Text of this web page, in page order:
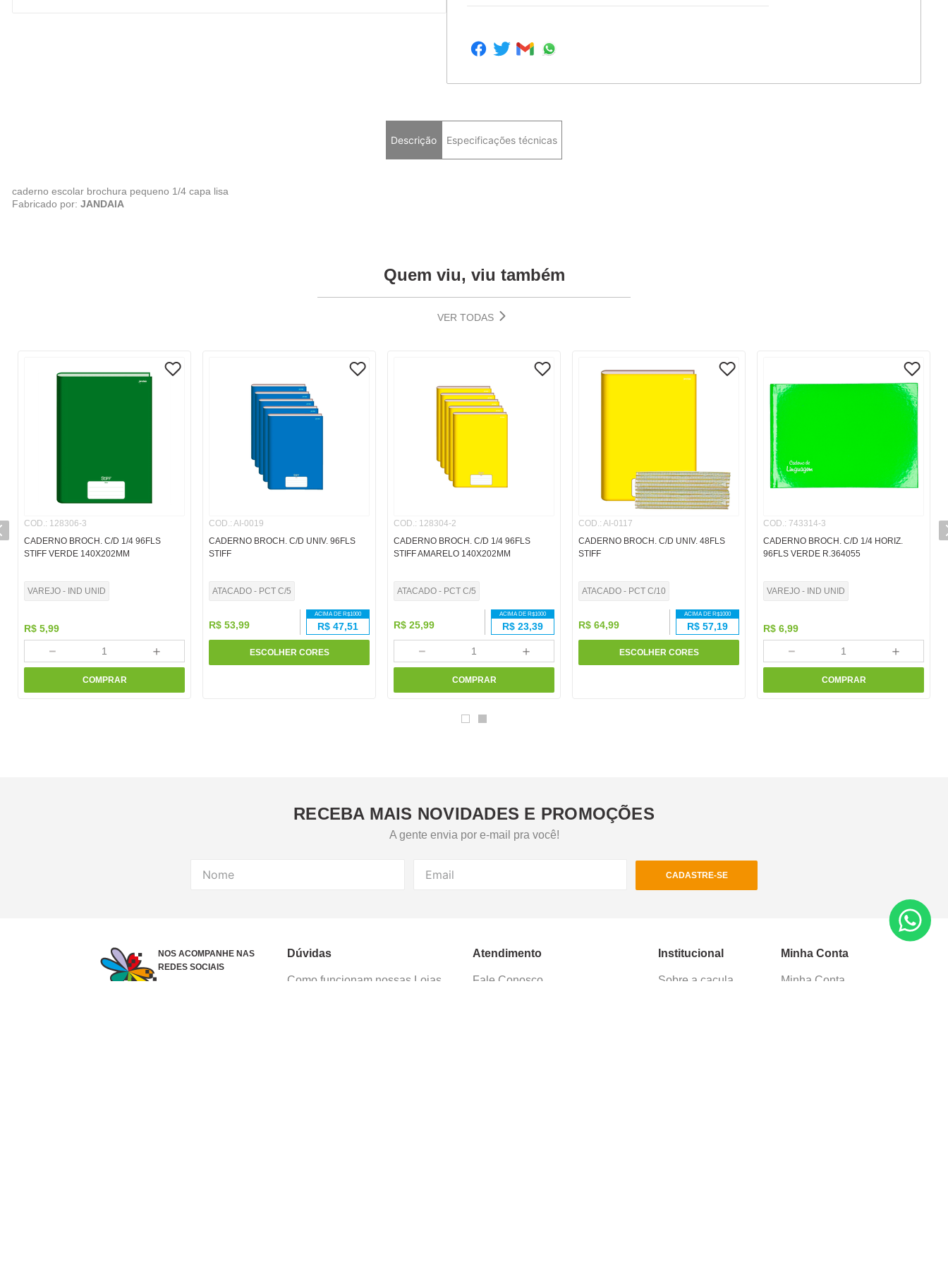
Descrição Especificações técnicas
caderno escolar brochura pequeno 1/4 capa lisa
Fabricado por: JANDAIA
Quem viu, viu também
VER TODAS
COD.: 128306-3
CADERNO BROCH. C/D 1/4 96FLS
STIFF VERDE 140X202MM
VAREJO - IND UNID
R$ 5,99
＋
－
COMPRAR
COD.: AI-0019
CADERNO BROCH. C/D UNIV. 96FLS
STIFF
ATACADO - PCT C/5
R$ 53,99
ACIMA DE R$1000
R$ 47,51
ESCOLHER CORES
COD.: 128304-2
CADERNO BROCH. C/D 1/4 96FLS
STIFF AMARELO 140X202MM
ATACADO - PCT C/5
R$ 25,99
ACIMA DE R$1000
R$ 23,39
＋
－
COMPRAR
COD.: AI-0117
CADERNO BROCH. C/D UNIV. 48FLS
STIFF
ATACADO - PCT C/10
R$ 64,99
ACIMA DE R$1000
R$ 57,19
ESCOLHER CORES
COD.: 743314-3
CADERNO BROCH. C/D 1/4 HORIZ.
96FLS VERDE R.364055
VAREJO - IND UNID
R$ 6,99
＋
－
COMPRAR
RECEBA MAIS NOVIDADES E PROMOÇÕES
A gente envia por e-mail pra você!
CADASTRE-SE
NOS ACOMPANHE NAS
REDES SOCIAIS
Dúvidas
Como funcionam nossas Lojas
Atendimento
Fale Conosco
Institucional
Sobre a caçula
Minha Conta
Minha Conta